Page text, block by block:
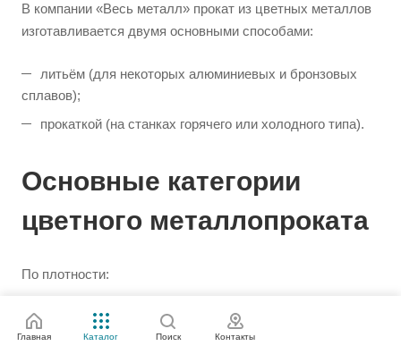
В компании «Весь металл» прокат из цветных металлов
изготавливается двумя основными способами:
литьём (для некоторых алюминиевых и бронзовых
сплавов);
прокаткой (на станках горячего или холодного типа).
Основные категории
цветного металлопроката
По плотности:
Лёгкие металлы: алюминий, магний, титан.
Главная Каталог Поиск Контакты